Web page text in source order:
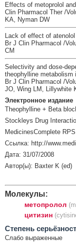
Effects of metoprolol
Clin Pharmacol Ther /
KA, Nyman DW
Lack of effect of
Br J Clin Pharmacol /
CM
Selectivity and dose-
theophylline metabolism
Br J Clin Pharmacol /
JO, Wing LM, Lillywhite
Электронное издание
Theophylline + Beta
Stockleys Drug
MedicinesComplete
Ссылка: http://
Дата: 31/07/2008
Автор(ы): Baxter K (ed)
Молекулы:
метопролол
цитизин
Cтепень
Слабо выраженные